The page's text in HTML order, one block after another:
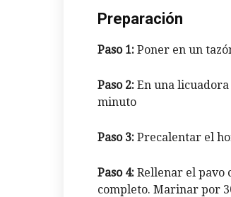
Preparación
Paso 1: Poner en un
Paso 2: En una
minuto
Paso 3: Precalentar el
Paso 4: Rellenar el pavo
completo. Marinar por